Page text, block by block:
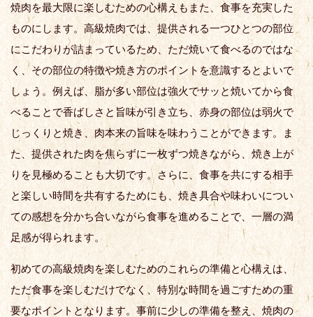
焼肉を最大限に楽しむための心構えもまた、食事を充実した
ものにします。高級焼肉では、提供される一つひとつの部位
にこだわりが詰まっているため、ただ焼いて食べるのではな
く、その部位の特徴や焼き方のポイントを意識するとよいで
しょう。例えば、脂が多い部位は強火でサッと焼いてから食
べることで香ばしさと旨味が引き立ち、赤身の部位は弱火で
じっくりと焼き、肉本来の旨味を味わうことができます。ま
た、提供された肉を焦らずに一枚ずつ焼きながら、焼き上が
りを見極めることも大切です。さらに、食事を共にする相手
と楽しい時間を共有するためにも、焼き具合や味わいについ
ての感想を分かち合いながら食事を進めることで、一層の満
足感が得られます。
初めての高級焼肉を楽しむためのこれらの準備と心構えは、
ただ食事を楽しむだけでなく、特別な時間を過ごすための重
要なポイントとなります。事前に少しの準備を整え、焼肉の